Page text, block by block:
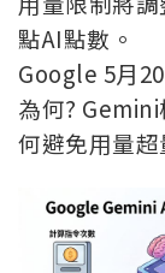
點AI點數。
Google 5月
為何?
何避免用量